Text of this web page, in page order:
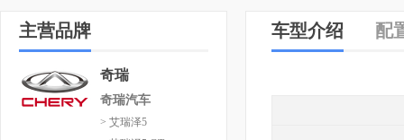
主营品牌
奇瑞
奇瑞汽车
> 艾瑞泽5
车型介绍 配